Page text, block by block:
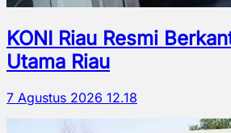
KONI Riau Resmi
Utama Riau
7 Agustus 2026 12.18